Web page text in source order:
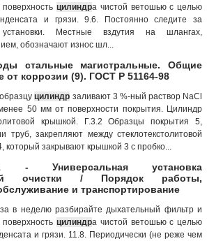
поверхностьцилиндра чистой ветошью с целью
и грязи. 9.6. Постоянно следите за
Местные вздутия на шлангах,
обозначают износ шл...
стальные магистральные. Общие
от коррозии (9). ГОСТ Р 51164-98
цилиндр заливают 3 %-ный раствор NaCl
50 мм от поверхности покрытия. Цилиндр
крышкой. Г.3.2 Образцы покрытия 5,
труб, закрепляют между стеклотекстолитовой
закрывают крышкой 3 с пробко...
- Универсальная установка
очистки / Порядок работы,
и транспортирование
в неделю разбирайте дыхательный фильтр и
поверхностьцилиндра чистой ветошью с целью
и грязи. 11.8. Периодически (не реже чем